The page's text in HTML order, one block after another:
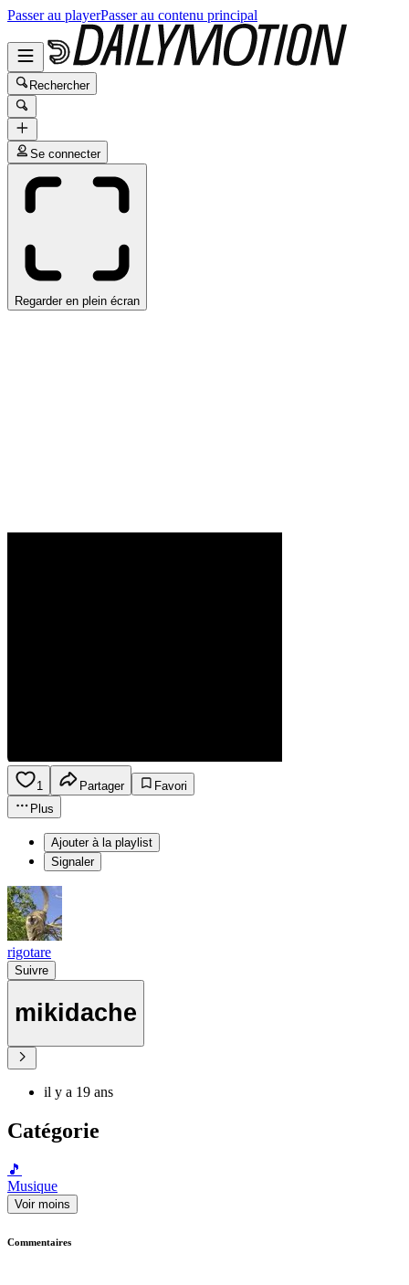
Passer au playerPasser au contenu principal
Rechercher
Se connecter
Regarder en plein écran
1 Partager
Favori
Plus
Ajouter à la playlist
Signaler
rigotare
Suivre
mikidache
il y a 19 ans
Catégorie
🎵
Musique
Voir moins
Commentaires